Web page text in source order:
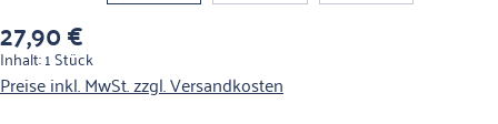
Regulärer Preis:
27,90 €
Inhalt:1 Stück
Preise inkl. MwSt. zzgl. Versandkosten